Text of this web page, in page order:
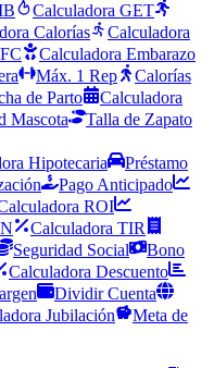
Calculadora GET
Calorías
Calculadora
Calculadora Embarazo
Máx. 1 Rep
Calorías
de Parto
Calculadora
Mascota
Talla de Zapato
Hipotecaria
Préstamo
Pago Anticipado
ROI
Calculadora TIR
Seguridad Social
Bono
Calculadora Descuento
Dividir Cuenta
Jubilación
Meta de